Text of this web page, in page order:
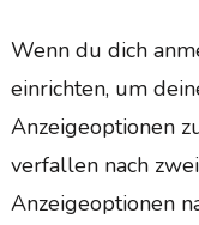
Wenn du dich
einrichten, um
Anzeigeoptionen
verfallen nach
Anzeigeoptionen